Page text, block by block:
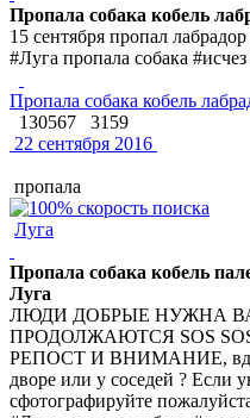
Пропала собака кобель
15 сентября пропал
#Луга пропала собака #исчез
Пропала собака кобель
130567
3159
22 сентября 2016
пропала
Луга
Пропала собака кобель
Луга
ЛЮДИ ДОБРЫЕ НУЖНА
ПРОДОЛЖАЮТСЯ SOS
РЕПОСТ И ВНИМАНИЕ,
дворе или у соседей ? Если
сфотографируйте